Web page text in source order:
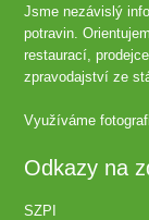
Jsme nezávislý
potravin.
restaurací,
zpravodajství ze
Využíváme
Odkazy na
SZPI